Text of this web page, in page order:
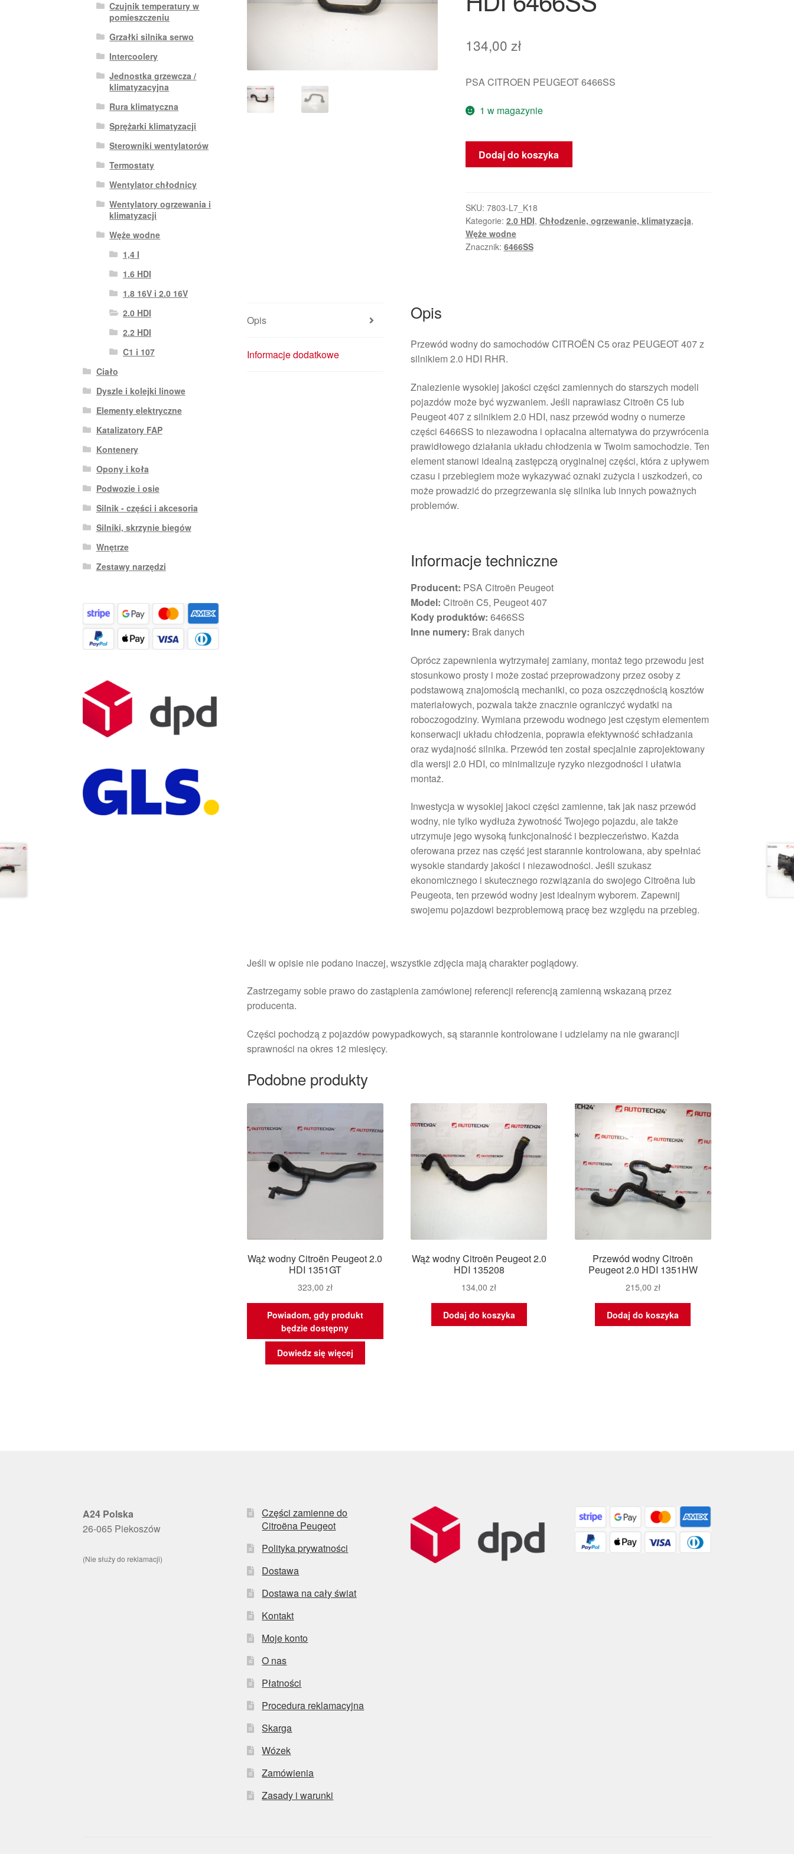
134,00 zł
PSA CITROEN PEUGEOT 6466SS
1 w magazynie
ilość
Przewód
Peugeot
2.0
HDI
6466SS
Dodaj do koszyka
SKU: 7803-L7_K18
Kategorie: 2.0 HDI, Chłodzenie, ogrzewanie, klimatyzacja,
Węże wodne
Znacznik: 6466SS
Opis
Informacje dodatkowe
Opis
Przewód wodny do samochodów CITROËN C5 oraz PEUGEOT 407 z
silnikiem 2.0 HDI RHR.
Znalezienie wysokiej jakości części zamiennych do starszych modeli
pojazdów może być wyzwaniem. Jeśli naprawiasz Citroën C5 lub
Peugeot 407 z silnikiem 2.0 HDI, nasz przewód wodny o numerze
części 6466SS to niezawodna i opłacalna alternatywa do przywrócenia
prawidłowego działania układu chłodzenia w Twoim samochodzie. Ten
element stanowi idealną zastępczą oryginalnej części, która z upływem
czasu i przebiegiem może wykazywać oznaki zużycia i uszkodzeń, co
może prowadzić do przegrzewania się silnika lub innych poważnych
problemów.
Informacje techniczne
Producent: PSA Citroën Peugeot
Model: Citroën C5, Peugeot 407
Kody produktów: 6466SS
Inne numery: Brak danych
Oprócz zapewnienia wytrzymałej zamiany, montaż tego przewodu jest
stosunkowo prosty i może zostać przeprowadzony przez osoby z
podstawową znajomością mechaniki, co poza oszczędnością kosztów
materiałowych, pozwala także znacznie ograniczyć wydatki na
roboczogodziny. Wymiana przewodu wodnego jest częstym elementem
konserwacji układu chłodzenia, poprawia efektywność schładzania
oraz wydajność silnika. Przewód ten został specjalnie zaprojektowany
dla wersji 2.0 HDI, co minimalizuje ryzyko niezgodności i ułatwia
montaż.
Inwestycja w wysokiej jakoci części zamienne, tak jak nasz przewód
wodny, nie tylko wydłuża żywotność Twojego pojazdu, ale także
utrzymuje jego wysoką funkcjonalność i bezpieczeństwo. Każda
oferowana przez nas część jest starannie kontrolowana, aby spełniać
wysokie standardy jakości i niezawodności. Jeśli szukasz
ekonomicznego i skutecznego rozwiązania do swojego Citroëna lub
Peugeota, ten przewód wodny jest idealnym wyborem. Zapewnij
swojemu pojazdowi bezproblemową pracę bez względu na przebieg.
Jeśli w opisie nie podano inaczej, wszystkie zdjęcia mają charakter poglądowy.
Zastrzegamy sobie prawo do zastąpienia zamówionej referencji referencją zamienną wskazaną przez
producenta.
Części pochodzą z pojazdów powypadkowych, są starannie kontrolowane i udzielamy na nie gwarancji
sprawności na okres 12 miesięcy.
Podobne produkty
Wąż wodny Citroën Peugeot 2.0
HDI 1351GT
323,00 zł
Powiadom, gdy produkt
będzie dostępny
Dowiedz się więcej
Wąż wodny Citroën Peugeot 2.0
HDI 135208
134,00zł
Dodaj do koszyka
Przewód wodny Citroën
Peugeot 2.0 HDI 1351HW
215,00 zł
Dodaj do koszyka
Czujnik temperatury w
pomieszczeniu
Grzałki silnika serwo
Intercoolery
Jednostka grzewcza /
klimatyzacyjna
Rura klimatyczna
Sprężarki klimatyzacji
Sterowniki wentylatorów
Termostaty
Wentylator chłodnicy
Wentylatory ogrzewania i
klimatyzacji
Węże wodne
1,4 I
1.6 HDI
1.8 16V i 2.0 16V
2.0 HDI
2.2 HDI
C1 i 107
Ciało
Dyszle i kolejki linowe
Elementy elektryczne
Katalizatory FAP
Kontenery
Opony i koła
Podwozie i osie
Silnik - części i akcesoria
Silniki, skrzynie biegów
Wnętrze
Zestawy narzędzi
A24 Polska
26-065 Piekoszów
(Nie służy do reklamacji)
Części zamienne do
Citroëna Peugeot
Polityka prywatności
Dostawa
Dostawa na cały świat
Kontakt
Moje konto
O nas
Płatności
Procedura reklamacyjna
Skarga
Wózek
Zamówienia
Zasady i warunki